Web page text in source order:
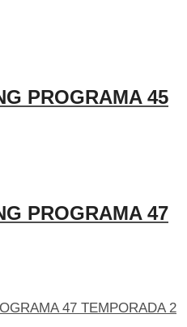
PROGRAMA 45
PROGRAMA 47